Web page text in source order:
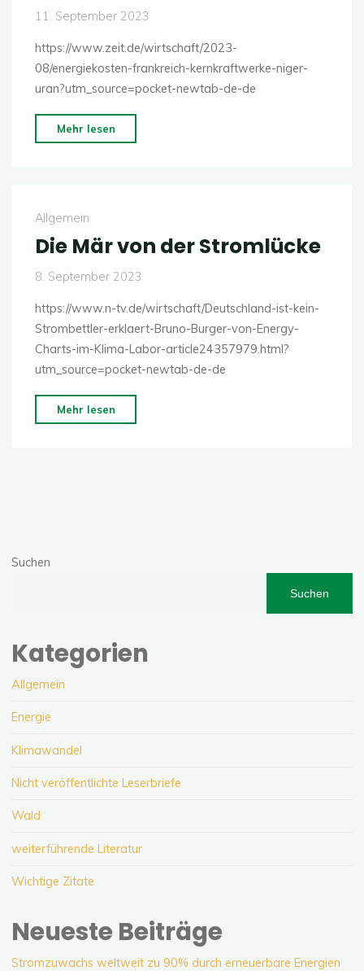
11. September 2023
https://www.zeit.de/wirtschaft/2023-
08/energiekosten-frankreich-kernkraftwerke-niger-
uran?utm_source=pocket-newtab-de-de
Mehr lesen
wir
Allgemein
Die Mär von der Stromlücke
8. September 2023
https://www.n-tv.de/wirtschaft/Deutschland-ist-kein-
Strombettler-erklaert-Bruno-Burger-von-Energy-
Charts-im-Klima-Labor-article24357979.html?
utm_source=pocket-newtab-de-de
Mehr lesen
Mär
Suchen
Suchen
Kategorien
Allgemein
Energie
Klimawandel
Nicht veröffentlichte Leserbriefe
Wald
weiterführende Literatur
Wichtige Zitate
Neueste Beiträge
Stromzuwachs weltweit zu 90% durch erneuerbare Energien